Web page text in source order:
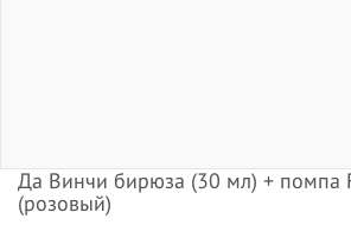
Да Винчи бирюза (30 мл) + помпа
(розовый)